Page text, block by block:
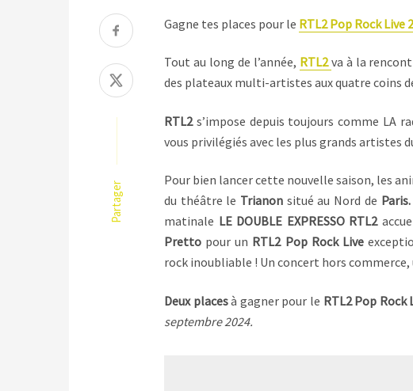
Partager
Gagne tes places pour le RTL2 Pop Rock Live
Tout au long de l’année, RTL2 va à la
des plateaux multi-artistes aux quatre coins
RTL2s’impose depuis toujours comme LA
vous privilégiés avec les plus grands artistes
Pour bien lancer cette nouvelle saison, les
du théâtre le Trianon situé au Nord de Paris.
matinale LE DOUBLE EXPRESSO RTL2
Pretto pour un RTL2 Pop Rock Live
rock inoubliable ! Un concert hors
Deux placesà gagner pour le RTL2 Pop Rock
septembre 2024.